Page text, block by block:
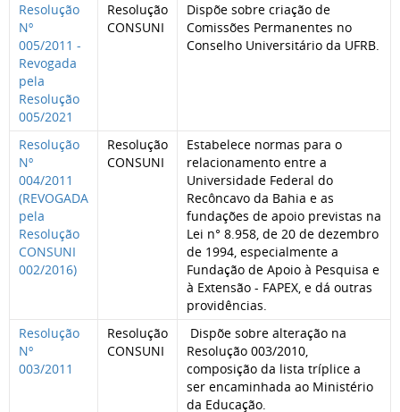
Resolução
Nº
005/2011 -
Revogada
pela
Resolução
005/2021
Resolução
CONSUNI
Dispõe sobre criação de
Comissões Permanentes no
Conselho Universitário da UFRB.
Resolução
Nº
004/2011
(REVOGADA
pela
Resolução
CONSUNI
002/2016)
Resolução
CONSUNI
Estabelece normas para o
relacionamento entre a
Universidade Federal do
Recôncavo da Bahia e as
fundações de apoio previstas na
Lei n° 8.958, de 20 de dezembro
de 1994, especialmente a
Fundação de Apoio à Pesquisa e
à Extensão - FAPEX, e dá outras
providências.
Resolução
Nº
003/2011
Resolução
CONSUNI
Dispõe sobre alteração na
Resolução 003/2010,
composição da lista tríplice a
ser encaminhada ao Ministério
da Educação.